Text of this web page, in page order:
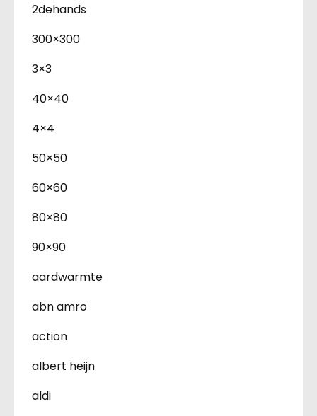
2dehands
300×300
3×3
40×40
4×4
50×50
60×60
80×80
90×90
aardwarmte
abn amro
action
albert heijn
aldi